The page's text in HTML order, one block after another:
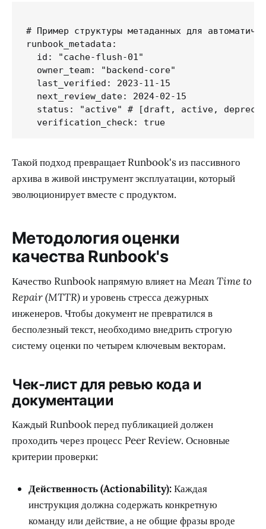
# Пример структуры метаданных для
runbook_metadata:
  id: "cache-flush-01"
  owner_team: "backend-core"
  last_verified: 2023-11-15
  next_review_date: 2024-02-15
status: "active" # [draft, active,
Такой подход превращает Runbook's из пассивного
архива в живой инструмент эксплуатации, который
эволюционирует вместе с продуктом.
Методология оценки
качества Runbook's
Качество Runbook напрямую влияет наMean Time to
Repair (MTTR)и уровень стресса дежурных
инженеров. Чтобы документ не превратился в
бесполезный текст, необходимо внедрить строгую
систему оценки по четырем ключевым векторам.
Чек-лист для ревью кода и
документации
Каждый Runbook перед публикацией должен
проходить через процесс Peer Review. Основные
критерии проверки:
Действенность (Actionability):Каждая
инструкция должна содержать конкретную
команду или действие, а не общие фразы вроде